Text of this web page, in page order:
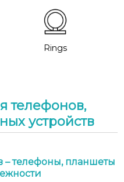
Rings
телефонов,
устройств
– телефоны, планшеты